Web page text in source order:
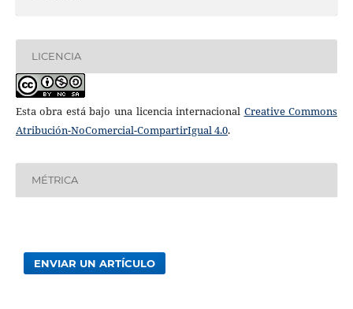
LICENCIA
Esta obra está bajo una licencia internacional Creative Commons
Atribución-NoComercial-CompartirIgual 4.0.
MÉTRICA
ENVIAR UN ARTÍCULO